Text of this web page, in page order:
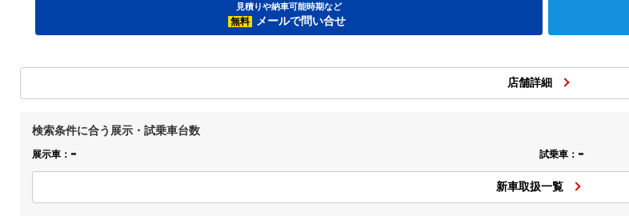
見積りや納車可能時期など
無料 メールで問い合せ
店舗詳細
検索条件に合う展示・試乗車台数
展示車： - 試乗車： -
新車取扱一覧